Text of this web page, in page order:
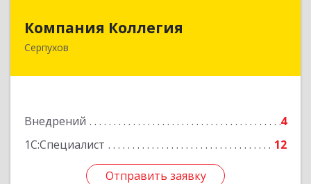
Компания Коллегия
Серпухов
Внедрений
4
1С:Специалист
12
Отправить заявку
142211, Московская обл, Серпухов г, Оборонная
Отправить заявку